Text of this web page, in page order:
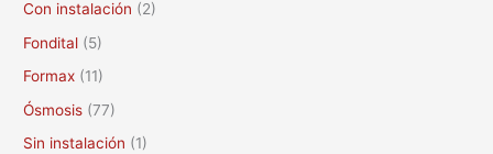
Con instalación (2)
Fondital (5)
Formax (11)
Ósmosis (77)
Sin instalación (1)